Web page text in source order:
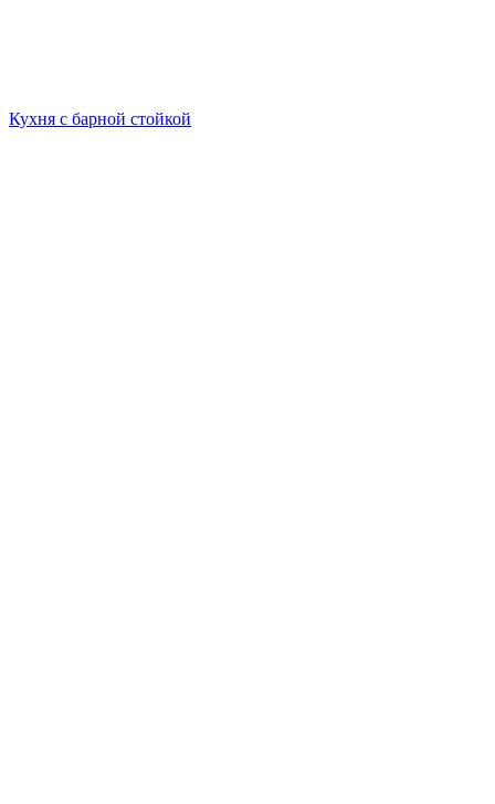
Кухня c барной стойкой